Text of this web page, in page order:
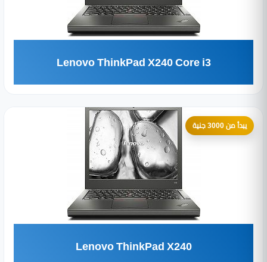
Lenovo ThinkPad X240 Core i3
يبدأ من 3000 جنية
Lenovo ThinkPad X240